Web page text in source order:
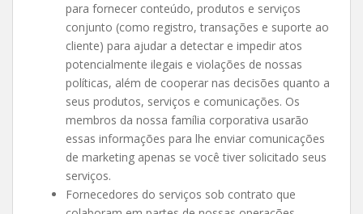
para fornecer conteúdo, produtos e serviços
conjunto (como registro, transações e suporte ao
cliente) para ajudar a detectar e impedir atos
potencialmente ilegais e violações de nossas
políticas, além de cooperar nas decisões quanto a
seus produtos, serviços e comunicações. Os
membros da nossa família corporativa usarão
essas informações para lhe enviar comunicações
de marketing apenas se você tiver solicitado seus
serviços.
Fornecedores do serviços sob contrato que